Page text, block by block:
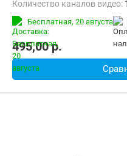
Количество каналов видео: 1
Дополнительно:
G-сенсор,
Бесплатная, 20 августа
495,00p.